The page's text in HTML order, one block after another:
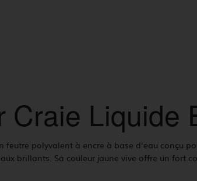
Craie Liquide
feutre polyvalent à encre à base d’eau conçu
brillants. Sa couleur jaune vive offre un fort